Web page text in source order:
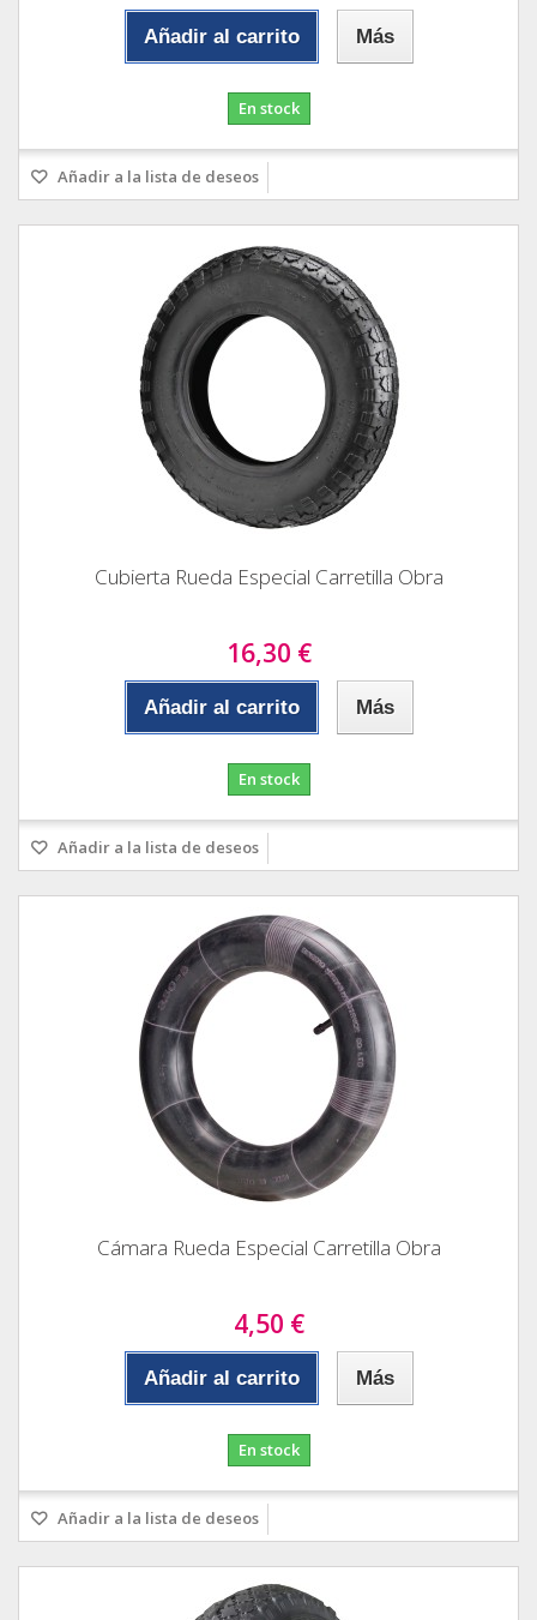
Añadir al carrito Más
En stock
Añadir a la lista de deseos
Cubierta Rueda Especial Carretilla Obra
16,30 €
Añadir al carrito Más
En stock
Añadir a la lista de deseos
Cámara Rueda Especial Carretilla Obra
4,50 €
Añadir al carrito Más
En stock
Añadir a la lista de deseos